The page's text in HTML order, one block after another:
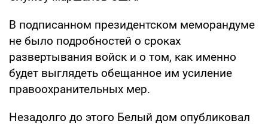
В подписанном президентском меморандуме
не было подробностей о сроках
развертывания войск и о том, как именно
будет выглядеть обещанное им усиление
правоохранительных мер.
Незадолго до этого Белый дом опубликовал